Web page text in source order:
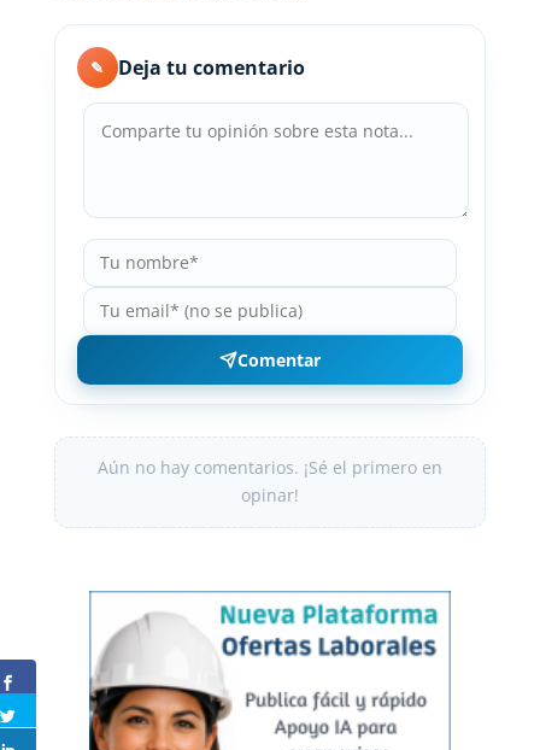
✎ Deja tu comentario
Comentar
Aún no hay comentarios. ¡Sé el primero en
opinar!